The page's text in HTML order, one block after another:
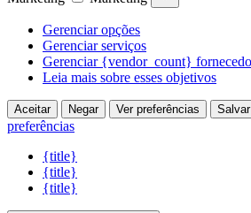
Gerenciar opções
Gerenciar serviços
Gerenciar {vendor_count}
Leia mais sobre esses objetivos
Aceitar Negar Ver preferências
preferências
{title}
{title}
{title}